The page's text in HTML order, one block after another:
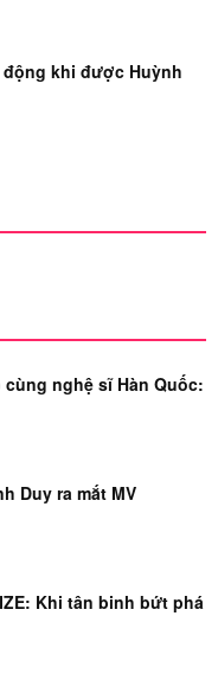
động khi được Huỳnh
nghệ sĩ Hàn Quốc:
Duy ra mắt MV
Khi tân binh bứt phá